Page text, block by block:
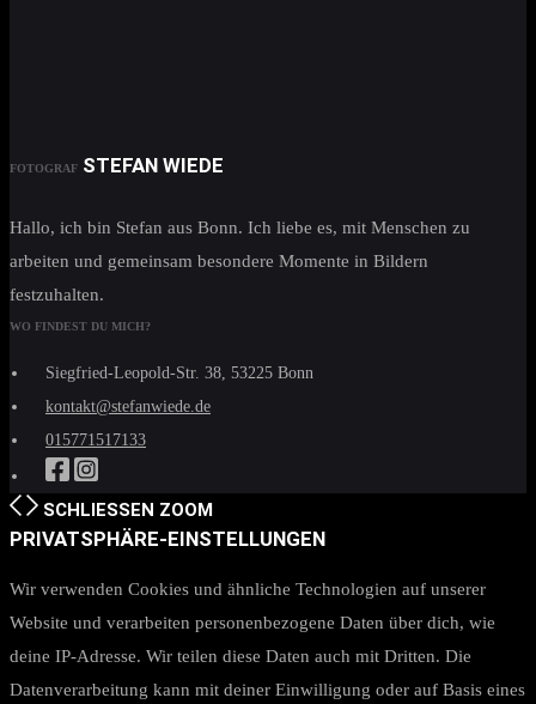
FOTOGRAF STEFAN WIEDE
Hallo, ich bin Stefan aus Bonn. Ich liebe es, mit Menschen zu
arbeiten und gemeinsam besondere Momente in Bildern
festzuhalten.
WO FINDEST DU MICH?
Siegfried-Leopold-Str. 38, 53225 Bonn
kontakt@stefanwiede.de
015771517133
SCHLIESSEN ZOOM
PRIVATSPHÄRE-EINSTELLUNGEN
Wir verwenden Cookies und ähnliche Technologien auf unserer
Website und verarbeiten personenbezogene Daten über dich, wie
deine IP-Adresse. Wir teilen diese Daten auch mit Dritten. Die
Datenverarbeitung kann mit deiner Einwilligung oder auf Basis eines